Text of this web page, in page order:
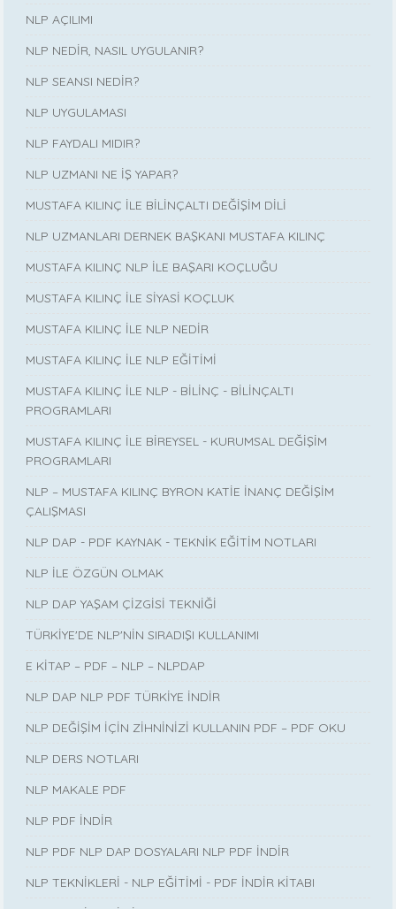
NLP AÇILIMI
NLP NEDİR, NASIL UYGULANIR?
NLP SEANSI NEDİR?
NLP UYGULAMASI
NLP FAYDALI MIDIR?
NLP UZMANI NE İŞ YAPAR?
MUSTAFA KILINÇ İLE BİLİNÇALTI DEĞİŞİM DİLİ
NLP UZMANLARI DERNEK BAŞKANI MUSTAFA KILINÇ
MUSTAFA KILINÇ NLP İLE BAŞARI KOÇLUĞU
MUSTAFA KILINÇ İLE SİYASİ KOÇLUK
MUSTAFA KILINÇ İLE NLP NEDİR
MUSTAFA KILINÇ İLE NLP EĞİTİMİ
MUSTAFA KILINÇ İLE NLP - BİLİNÇ - BİLİNÇALTI
PROGRAMLARI
MUSTAFA KILINÇ İLE BİREYSEL - KURUMSAL DEĞİŞİM
PROGRAMLARI
NLP – MUSTAFA KILINÇ BYRON KATİE İNANÇ DEĞİŞİM
ÇALIŞMASI
NLP DAP - PDF KAYNAK - TEKNİK EĞİTİM NOTLARI
NLP İLE ÖZGÜN OLMAK
NLP DAP YAŞAM ÇİZGİSİ TEKNİĞİ
TÜRKİYE'DE NLP'NİN SIRADIŞI KULLANIMI
E KİTAP – PDF – NLP – NLPDAP
NLP DAP NLP PDF TÜRKİYE İNDİR
NLP DEĞİŞİM İÇİN ZİHNİNİZİ KULLANIN PDF – PDF OKU
NLP DERS NOTLARI
NLP MAKALE PDF
NLP PDF İNDİR
NLP PDF NLP DAP DOSYALARI NLP PDF İNDİR
NLP TEKNİKLERİ - NLP EĞİTİMİ - PDF İNDİR KİTABI